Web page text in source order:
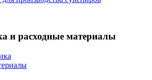
и расходные материалы